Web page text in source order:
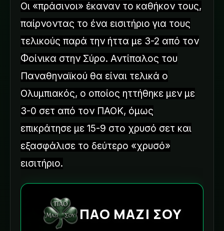
Οι «πράσινοι» έκαναν το καθήκον τους,
παίρνοντας το ένα εισιτήριο για τους
τελικούς παρά την ήττα με 3-2 από τον
Φοίνικα στην Σύρο. Αντίπαλος του
Παναθηναϊκού θα είναι τελικά ο
Ολυμπιακός, ο οποίος ηττήθηκε μεν με
3-0 σετ από τον ΠΑΟΚ, όμως
επικράτησε με 15-9 στο χρυσό σετ και
εξασφάλισε το δεύτερο «χρυσό»
εισιτήριο.
ΠΑΟ ΜΑΖΙ ΣΟΥ